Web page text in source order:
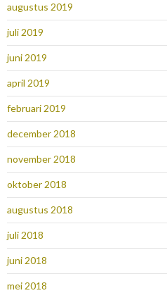
augustus 2019
juli 2019
juni 2019
april 2019
februari 2019
december 2018
november 2018
oktober 2018
augustus 2018
juli 2018
juni 2018
mei 2018